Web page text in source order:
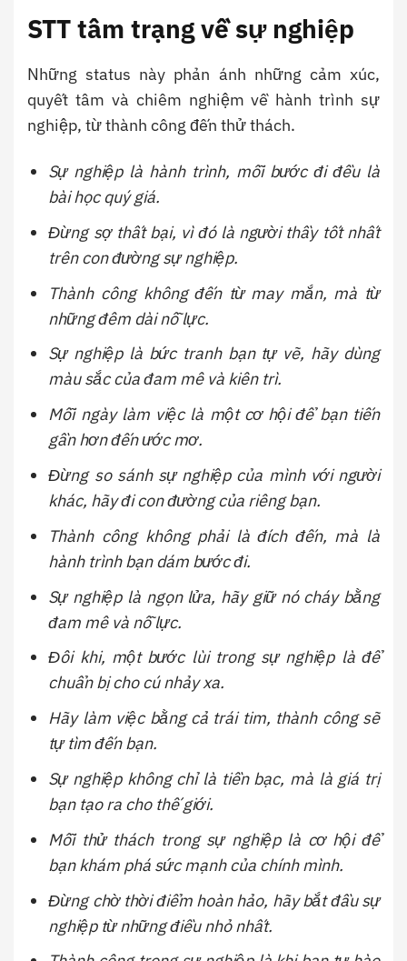
STT tâm trạng về sự nghiệp
Những status này phản ánh những cảm xúc,
quyết tâm và chiêm nghiệm về hành trình sự
nghiệp, từ thành công đến thử thách.
Sự nghiệp là hành trình, mỗi bước đi đều là
bài học quý giá.
Đừng sợ thất bại, vì đó là người thầy tốt nhất
trên con đường sự nghiệp.
Thành công không đến từ may mắn, mà từ
những đêm dài nỗ lực.
Sự nghiệp là bức tranh bạn tự vẽ, hãy dùng
màu sắc của đam mê và kiên trì.
Mỗi ngày làm việc là một cơ hội để bạn tiến
gần hơn đến ước mơ.
Đừng so sánh sự nghiệp của mình với người
khác, hãy đi con đường của riêng bạn.
Thành công không phải là đích đến, mà là
hành trình bạn dám bước đi.
Sự nghiệp là ngọn lửa, hãy giữ nó cháy bằng
đam mê và nỗ lực.
Đôi khi, một bước lùi trong sự nghiệp là để
chuẩn bị cho cú nhảy xa.
Hãy làm việc bằng cả trái tim, thành công sẽ
tự tìm đến bạn.
Sự nghiệp không chỉ là tiền bạc, mà là giá trị
bạn tạo ra cho thế giới.
Mỗi thử thách trong sự nghiệp là cơ hội để
bạn khám phá sức mạnh của chính mình.
Đừng chờ thời điểm hoàn hảo, hãy bắt đầu sự
nghiệp từ những điều nhỏ nhất.